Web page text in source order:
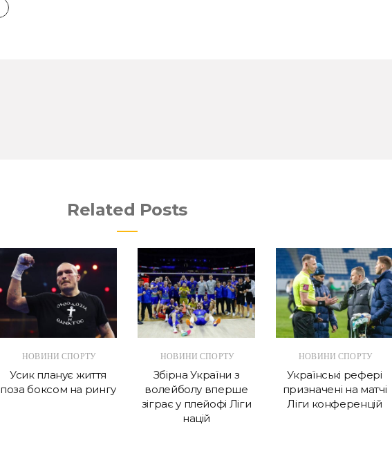
Related Posts
НОВИНИ СПОРТУ
Усик планує життя
поза боксом на рингу
НОВИНИ СПОРТУ
Збірна України з
волейболу вперше
зіграє у плейофі Ліги
націй
НОВИНИ СПОРТУ
Українські рефері
призначені на матчі
Ліги конференцій